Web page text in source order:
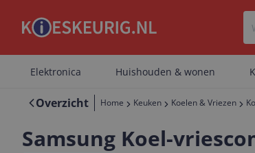
Elektronica Huishouden & wonen
Overzicht Home Keuken Koelen & Vriezen
Samsung Koel-